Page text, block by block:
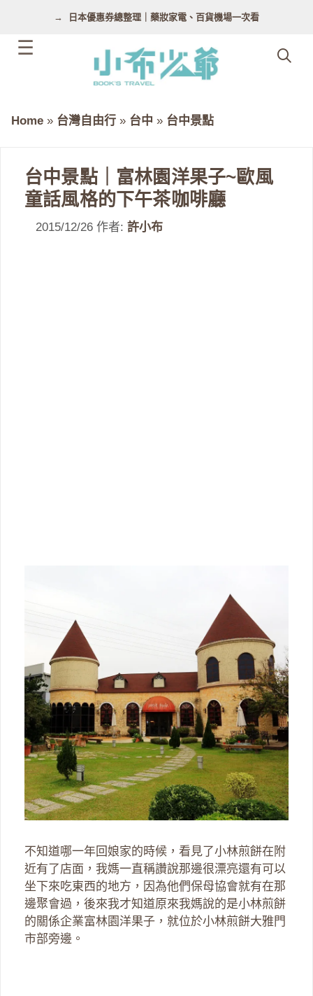
日本優惠券總整理｜藥妝家電、百貨機場一次看
Home » 台灣自由行 » 台中 » 台中景點
台中景點｜富林園洋果子~歐風
童話風格的下午茶咖啡廳
2015/12/26 作者: 許小布
不知道哪一年回娘家的時候，看見了小林煎餅在附
近有了店面，我媽一直稱讚說那邊很漂亮還有可以
坐下來吃東西的地方，因為他們保母協會就有在那
邊聚會過，後來我才知道原來我媽說的是小林煎餅
的關係企業富林園洋果子，就位於小林煎餅大雅門
市部旁邊。